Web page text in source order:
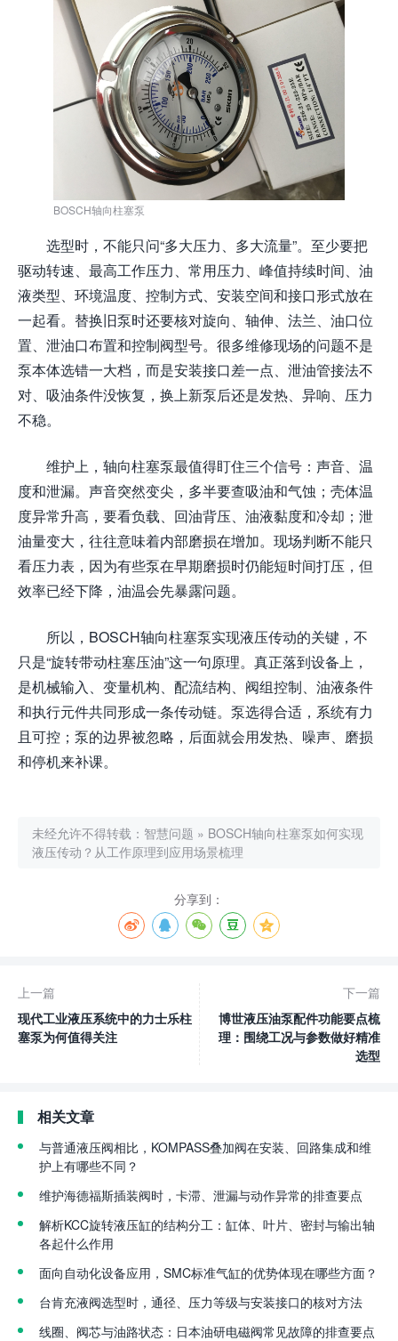
BOSCH轴向柱塞泵
选型时，不能只问“多大压力、多大流量”。至少要把
驱动转速、最高工作压力、常用压力、峰值持续时间、油
液类型、环境温度、控制方式、安装空间和接口形式放在
一起看。替换旧泵时还要核对旋向、轴伸、法兰、油口位
置、泄油口布置和控制阀型号。很多维修现场的问题不是
泵本体选错一大档，而是安装接口差一点、泄油管接法不
对、吸油条件没恢复，换上新泵后还是发热、异响、压力
不稳。
维护上，轴向柱塞泵最值得盯住三个信号：声音、温
度和泄漏。声音突然变尖，多半要查吸油和气蚀；壳体温
度异常升高，要看负载、回油背压、油液黏度和冷却；泄
油量变大，往往意味着内部磨损在增加。现场判断不能只
看压力表，因为有些泵在早期磨损时仍能短时间打压，但
效率已经下降，油温会先暴露问题。
所以，BOSCH轴向柱塞泵实现液压传动的关键，不
只是“旋转带动柱塞压油”这一句原理。真正落到设备上，
是机械输入、变量机构、配流结构、阀组控制、油液条件
和执行元件共同形成一条传动链。泵选得合适，系统有力
且可控；泵的边界被忽略，后面就会用发热、噪声、磨损
和停机来补课。
未经允许不得转载： 智慧问题 » BOSCH轴向柱塞泵如何实现
液压传动？从工作原理到应用场景梳理
分享到：
上一篇
现代工业液压系统中的力士乐柱
塞泵为何值得关注
下一篇
博世液压油泵配件功能要点梳
理：围绕工况与参数做好精准
选型
相关文章
与普通液压阀相比，KOMPASS叠加阀在安装、回路集成和维
护上有哪些不同？
维护海德福斯插装阀时，卡滞、泄漏与动作异常的排查要点
解析KCC旋转液压缸的结构分工：缸体、叶片、密封与输出轴
各起什么作用
面向自动化设备应用，SMC标准气缸的优势体现在哪些方面？
台肯充液阀选型时，通径、压力等级与安装接口的核对方法
线圈、阀芯与油路状态：日本油研电磁阀常见故障的排查要点